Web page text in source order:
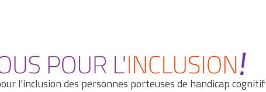
l'inclusion des personnes porteuses de handicap cognitif